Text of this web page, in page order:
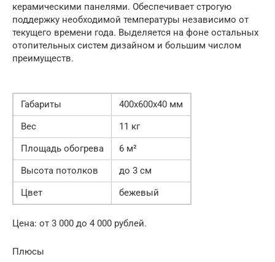
керамическими панелями. Обеспечивает строгую
поддержку необходимой температуры независимо от
текущего времени года. Выделяется на фоне остальных
отопительных систем дизайном и большим числом
преимуществ.
Габариты
400х600х40 мм
Вес
11 кг
Площадь обогрева
6 м²
Высота потолков
до 3 см
Цвет
бежевый
Цена: от 3 000 до 4 000 рублей.
Плюсы